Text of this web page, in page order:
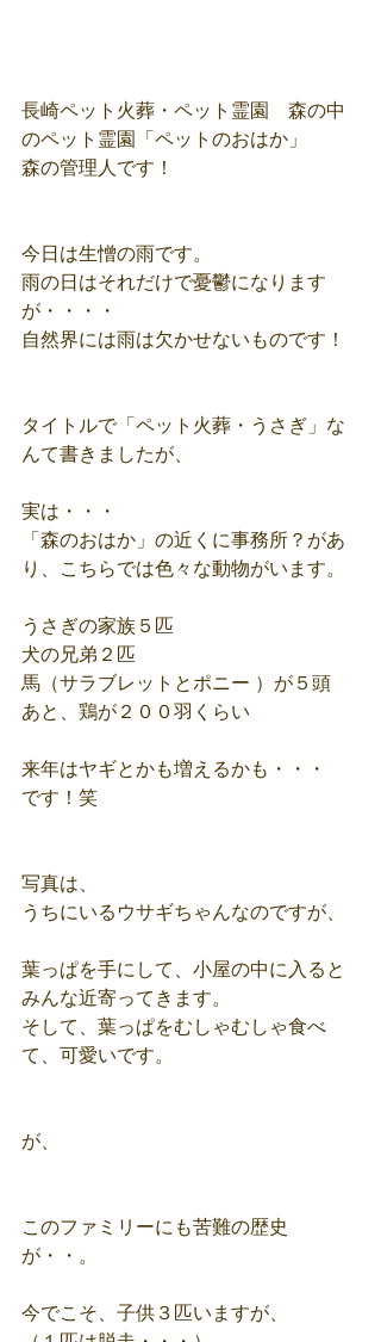
長崎ペット火葬・ペット霊園　森の中
のペット霊園「ペットのおはか」
森の管理人です！
今日は生憎の雨です。
雨の日はそれだけで憂鬱になります
が・・・・
自然界には雨は欠かせないものです！
タイトルで「ペット火葬・うさぎ」な
んて書きましたが、
実は・・・
「森のおはか」の近くに事務所？があ
り、こちらでは色々な動物がいます。
うさぎの家族５匹
犬の兄弟２匹
馬（サラブレットとポニー ）が５頭
あと、鶏が２００羽くらい
来年はヤギとかも増えるかも・・・
です！笑
写真は、
うちにいるウサギちゃんなのですが、
葉っぱを手にして、小屋の中に入ると
みんな近寄ってきます。
そして、葉っぱをむしゃむしゃ食べ
て、可愛いです。
が、
このファミリーにも苦難の歴史
が・・。
今でこそ、子供３匹いますが、